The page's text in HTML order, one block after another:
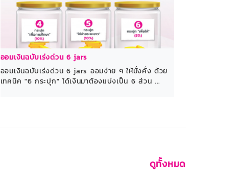
ออมเงินฉบับเร่งด่วน 6 jars
ออมเงินฉบับเร่งด่วน 6 jars ออมง่าย ๆ ให้มั่งคั่ง ด้วย
เทคนิค "6 กระปุก" ได้เงินมาต้องแบ่งเป็น 6 ส่วน ...
ดูทั้งหมด